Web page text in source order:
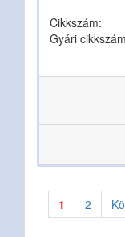
Cikkszám:
Gyári
1 2